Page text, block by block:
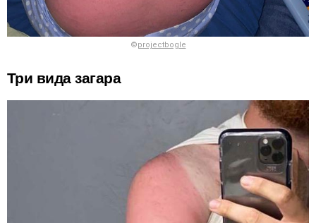
©projectbogle
Три вида загара